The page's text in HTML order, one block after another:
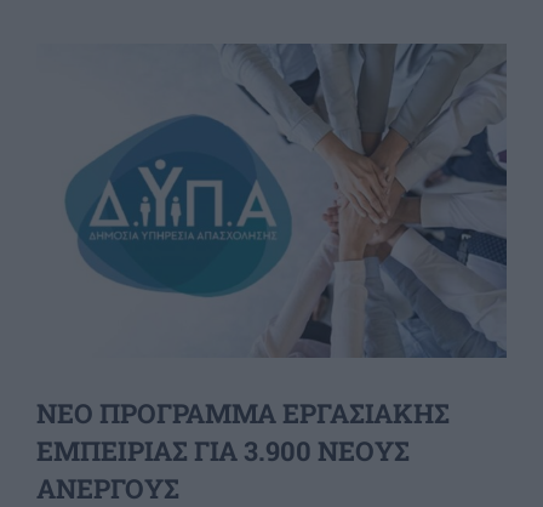
ΝΕΟ ΠΡΟΓΡΑΜΜΑ ΕΡΓΑΣΙΑΚΗΣ
ΕΜΠΕΙΡΙΑΣ ΓΙΑ 3.900 ΝΕΟΥΣ
ΑΝΕΡΓΟΥΣ